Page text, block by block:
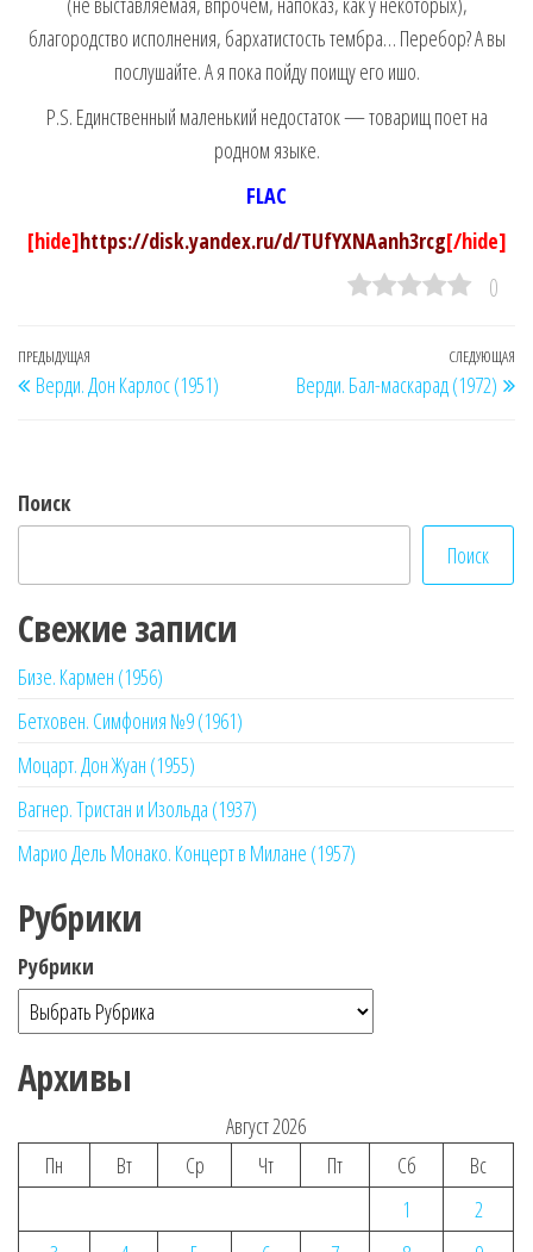
благородство исполнения, бархатистость тембра… Перебор? А вы
послушайте. А я пока пойду поищу его ишо.
P.S. Единственный маленький недостаток — товарищ поет на
родном языке.
FLAC
[hide]https://disk.yandex.ru/d/TUfYXNAanh3rcg[/hide]
0
Навигация
по
Предыдущая
запись
ПРЕДЫДУЩАЯ
Верди. Дон Карлос (1951)
СЛЕДУЮЩАЯ
Верди. Бал-маскарад (1972)
Поиск
Поиск
Свежие записи
Бизе. Кармен (1956)
Бетховен. Симфония №9 (1961)
Моцарт. Дон Жуан (1955)
Вагнер. Тристан и Изольда (1937)
Марио Дель Монако. Концерт в Милане (1957)
Рубрики
Рубрики
Архивы
Август 2026
Пн
Вт Ср Чт Пт Сб
Вс
1
2